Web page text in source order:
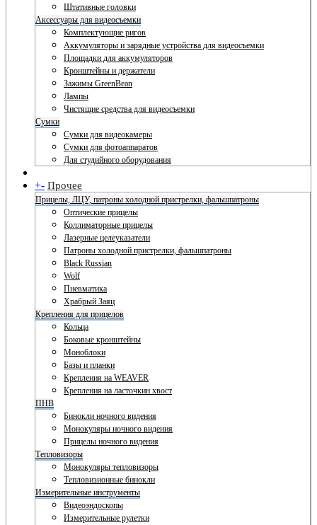
Штативные головки
Аксессуары для видеосъемки
Комплектующие ригов
Аккумуляторы и зарядные устройства для видеосъемки
Площадки для аккумуляторов
Кронштейны и держатели
Зажимы GreenBean
Лампы
Чистящие средства для видеосъемки
Сумки
Сумки для видеокамеры
Сумки для фотоаппаратов
Для студийного оборудования
+- Прочее
Прицелы, ЛЦУ, патроны холодной пристрелки, фальшпатроны
Оптические прицелы
Коллиматорные прицелы
Лазерные целеуказатели
Патроны холодной пристрелки, фальшпатроны
Black Russian
Wolf
Пневматика
Храбрый Заяц
Крепления для прицелов
Кольца
Боковые кронштейны
Моноблоки
Базы и планки
Крепления на WEAVER
Крепления на ласточкин хвост
ПНВ
Бинокли ночного видения
Монокуляры ночного видения
Прицелы ночного видения
Тепловизоры
Монокуляры тепловизоры
Тепловизионные бинокли
Измерительные инструменты
Видеоэндоскопы
Измерительные рулетки